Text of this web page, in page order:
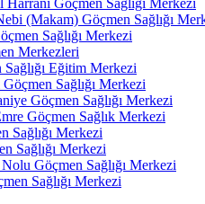
(Makam) Göçmen Sağlığı
Sağlığı Merkezi
Merkezleri
Sağlığı Eğitim Merkezi
Sağlığı Merkezi
Göçmen Sağlığı Merkezi
Göçmen Sağlık Merkezi
Sağlığı Merkezi
Sağlığı Merkezi
Göçmen Sağlığı Merkezi
Sağlığı Merkezi